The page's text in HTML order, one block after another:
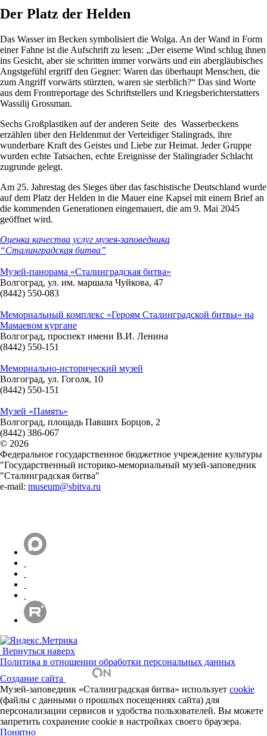
Der Platz der Helden
Das Wasser im Becken symbolisiert die Wolga. An der Wand in Form
einer Fahne ist die Aufschrift zu lesen: „Der eiserne Wind schlug ihnen
ins Gesicht, aber sie schritten immer vorwärts und ein abergläubisches
Angstgefühl ergriff den Gegner: Waren das überhaupt Menschen, die
zum Angriff vorwärts stürzten, waren sie sterblich?“ Das sind Worte
aus dem Frontreportage des Schriftstellers und Kriegsberichterstatters
Wassilij Grossman.
Sechs Großplastiken auf der anderen Seite des Wasserbeckens
erzählen über den Heldenmut der Verteidiger Stalingrads, ihre
wunderbare Kraft des Geistes und Liebe zur Heimat. Jeder Gruppe
wurden echte Tatsachen, echte Ereignisse der Stalingrader Schlacht
zugrunde gelegt.
Am 25. Jahrestag des Sieges über das faschistische Deutschland wurde
auf dem Platz der Helden in die Mauer eine Kapsel mit einem Brief an
die kommenden Generationen eingemauert, die am 9. Mai 2045
geöffnet wird.
Оценка качества услуг музея-заповедника
“Сталинградская битва”
Музей-панорама «Сталинградская битва»
Волгоград, ул. им. маршала Чуйкова, 47
(8442) 550-083
Мемориальный комплекс «Героям Сталинградской битвы» на
Мамаевом кургане
Волгоград, проспект имени В.И. Ленина
(8442) 550-151
Мемориально-исторический музей
Волгоград, ул. Гоголя, 10
(8442) 550-151
Музей «Память»
Волгоград, площадь Павших Борцов, 2
(8442) 386-067
© 2026
Федеральное государственное бюджетное учреждение культуры
"Государственный историко-мемориальный музей-заповедник
"Сталинградская битва"
e-mail: museum@sbitva.ru
Вернуться наверх
Политика в отношении обработки персональных данных
Создание сайта
Музей-заповедник «Сталинградская битва» использует cookie
(файлы с данными о прошлых посещениях сайта) для
персонализации сервисов и удобства пользователей. Вы можете
запретить сохранение cookie в настройках своего браузера.
Понятно